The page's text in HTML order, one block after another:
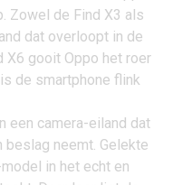
Zowel de Find X3 als
dat overloopt in de
X6 gooit Oppo het roer
is de smartphone flink
een camera-eiland dat
beslag neemt. Gelekte
in het echt en